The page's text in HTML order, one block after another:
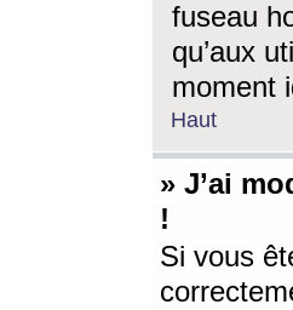
fuseau
qu’aux
moment
Haut
» J’ai
!
Si vous